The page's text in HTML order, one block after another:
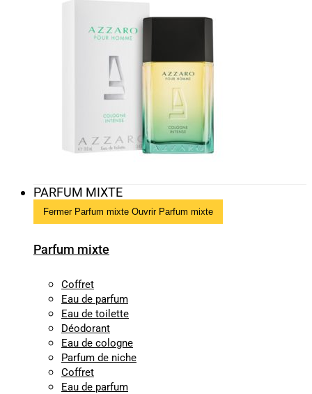
PARFUM MIXTE
Fermer Parfum mixte Ouvrir Parfum mixte
Parfum mixte
Coffret
Eau de parfum
Eau de toilette
Déodorant
Eau de cologne
Parfum de niche
Coffret
Eau de parfum